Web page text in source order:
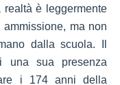
è leggermente
ma non
dalla scuola. Il
una sua presenza
i 174 anni della